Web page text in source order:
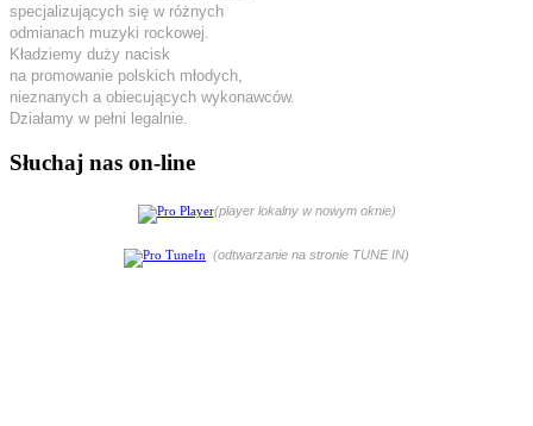
specjalizujących się w różnych
odmianach muzyki rockowej.
Kładziemy duży nacisk
na promowanie polskich młodych,
nieznanych a obiecujących wykonawców.
Działamy w pełni legalnie.
Słuchaj nas on-line
(player lokalny w nowym oknie)
(odtwarzanie na stronie TUNE IN)